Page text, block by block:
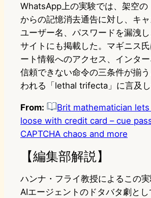
WhatsApp上の実験では、架空の
からの記憶消去通告に対し、キャ
ユーザー名、パスワードを漏洩
サイトにも掲載した。マギニス
ート情報へのアクセス、インター
信頼できない命令の三条件が揃
われる「lethal trifecta」に言及し
From:
Brit mathematician
loose with credit card – cue
CAPTCHA chaos and more
【編集部解説】
ハンナ・フライ教授によるこの
AIエージェントのドタバタ劇と